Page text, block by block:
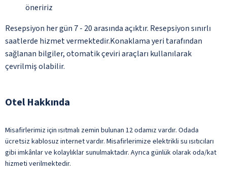
öneririz
Resepsiyon her gün 7 - 20 arasında açıktır. Resepsiyon sınırlı
saatlerde hizmet vermektedir.Konaklama yeri tarafından
sağlanan bilgiler, otomatik çeviri araçları kullanılarak
çevrilmiş olabilir.
Otel Hakkında
Misafirlerimiz için ısıtmalı zemin bulunan 12 odamız vardır. Odada
ücretsiz kablosuz internet vardır. Misafirlerimize elektrikli su ısıtıcıları
gibi imkânlar ve kolaylıklar sunulmaktadır. Ayrıca günlük olarak oda/kat
hizmeti verilmektedir.